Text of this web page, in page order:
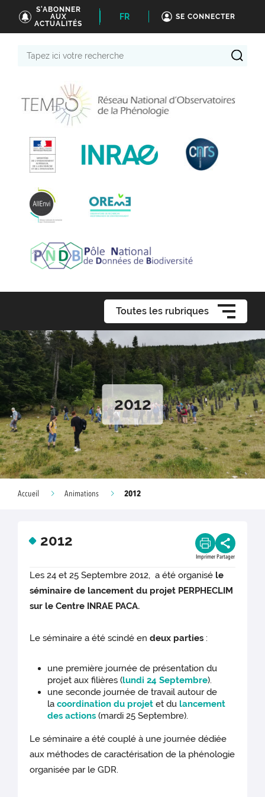
S'ABONNER
AUX
ACTUALITÉS
FR SE CONNECTER
Toutes les rubriques
2012
Accueil Animations 2012
2012
Imprimer Partager
Les 24 et 25 Septembre 2012, a été organisé le
séminaire de lancement du projet PERPHECLIM
sur le Centre INRAE PACA.
Le séminaire a été scindé endeux parties :
une première journée de présentation du
projet aux filières (lundi 24 Septembre).
une seconde journée de travail autour de
lacoordination du projet et du lancement
des actions (mardi 25 Septembre).
Le séminaire a été couplé à une journée dédiée
aux méthodes de caractérisation de la phénologie
organisée par le GDR.